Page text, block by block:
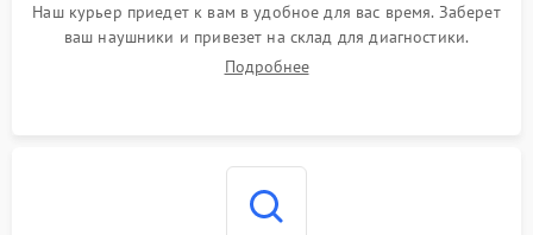
Наш курьер приедет к вам в удобное для вас время. Заберет
ваш наушники и привезет на склад для диагностики.
Подробнее